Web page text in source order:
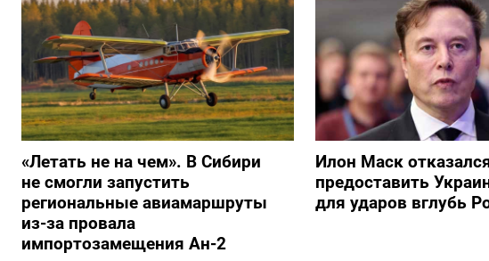
«Летать не на чем». В Сибири
не смогли запустить
региональные авиамаршруты
из-за провала
импортозамещения Ан-2
Илон Маск
предоставить
для ударов вглубь